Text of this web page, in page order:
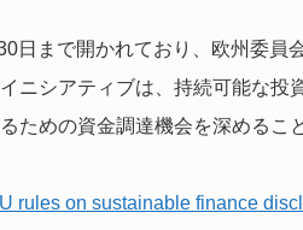
日まで開かれており、欧州委
ニシアティブは、持続可能な
ための資金調達機会を深めるこ
rules on sustainable finance